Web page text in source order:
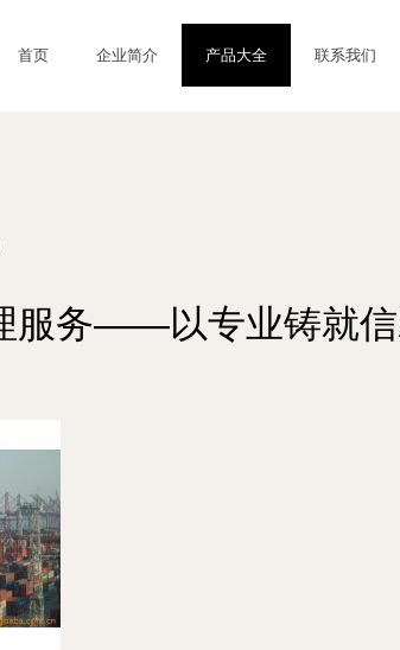
首页 企业简介 产品大全 联系我们
服务——以专业铸就